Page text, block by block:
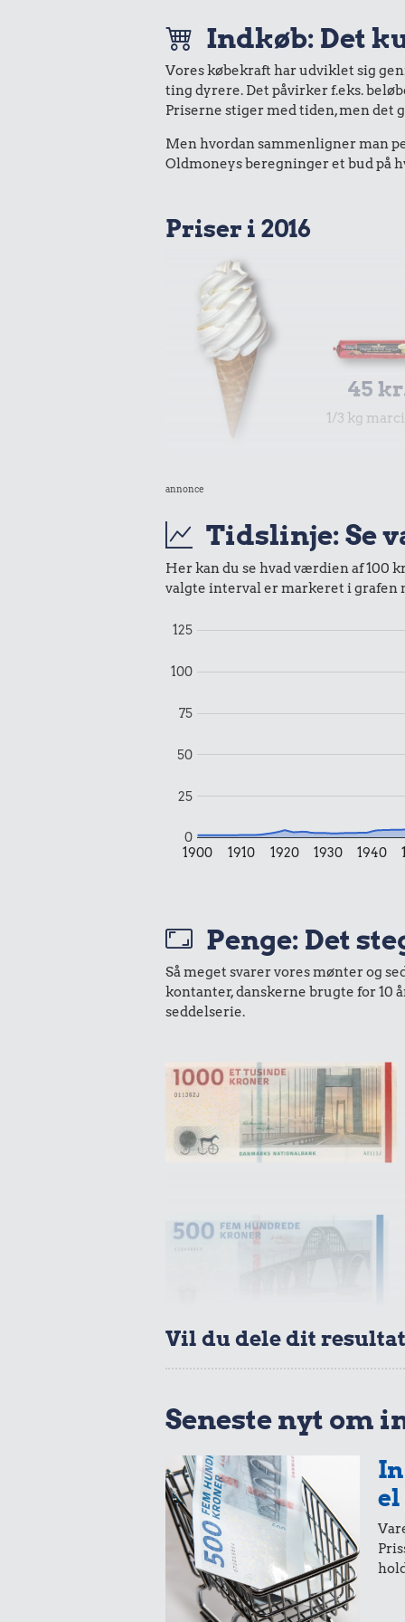
Indkøb: Det
Vores købekraft har udviklet sig
ting dyrere. Det påvirker f.eks.
Priserne stiger med tiden, men det
Men hvordan sammenligner man
Oldmoneys beregninger et bud på
Priser i 2016
45
1/3 kg
1/2 kg hakket
100 kr.
Samlet pris i 2016
Udvalgte varer fra danskernes
annonce
Tidslinje: Se
Her kan du se hvad værdien af 100
valgte interval er markeret i grafen
1900 1910 1920 1930 1940
0
25
50
75
100
125
Penge: Det
Så meget svarer vores mønter og
kontanter, danskerne brugte for 10
seddelserie.
Vil du dele dit
Seneste nyt om